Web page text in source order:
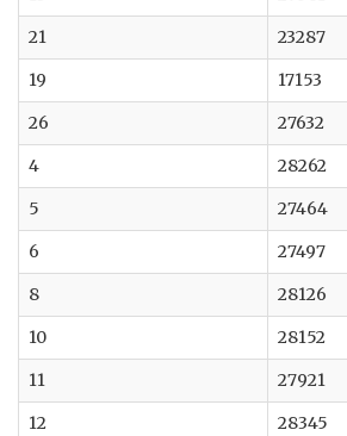
21
23287
19
17153
26
27632
4
28262
5
27464
6
27497
8
28126
10
28152
11
27921
12
28345